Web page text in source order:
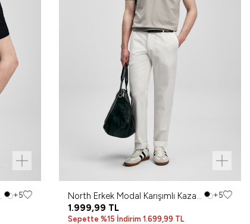
+5
North Erkek Modal Karışımlı Kazak
Kum
+5
1.999,99 TL
Sepette %15 İndirim 1.699,99 TL